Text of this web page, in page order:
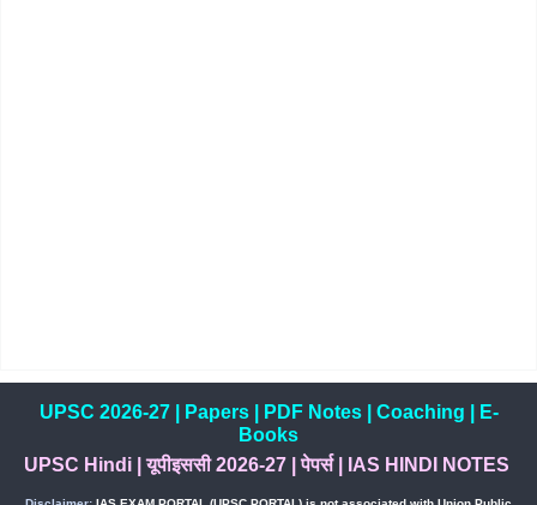
UPSC 2026-27| Papers| PDF Notes| Coaching
E-
Books
UPSC Hindi|यूपीइससी 2026-27 |पेपर्स| IAS HINDI NOTES